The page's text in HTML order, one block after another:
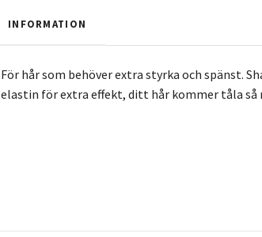
INFORMATION
För hår som behöver extra styrka och spänst.
elastin för extra effekt, ditt hår kommer tåla så